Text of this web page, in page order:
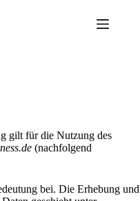
gilt für die Nutzung des
(nachfolgend
bei. Die Erhebung und